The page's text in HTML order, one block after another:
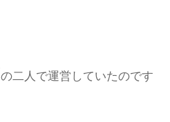
の二人で運営していたのです